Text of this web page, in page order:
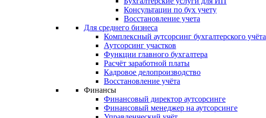
Консультации по бух учету
Восстановление учета
Для среднего бизнеса
Комплексный аутсорсинг бухгалтерского учёта
Аутсорсинг участков
Функции главного бухгалтера
Расчёт заработной платы
Кадровое делопроизводство
Восстановление учёта
Финансы
Финансовый директор аутсорсинге
Финансовый менеджер на аутсорсинге